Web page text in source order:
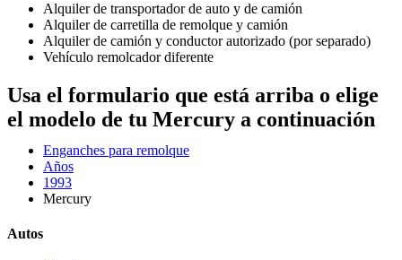
Alquiler de transportador de auto y de camión
Alquiler de carretilla de remolque y camión
Alquiler de camión y conductor autorizado (por separado)
Vehículo remolcador diferente
Usa el formulario que está arriba o elige
el modelo de tu Mercury a continuación
Enganches para remolque
Años
1993
Mercury
Autos